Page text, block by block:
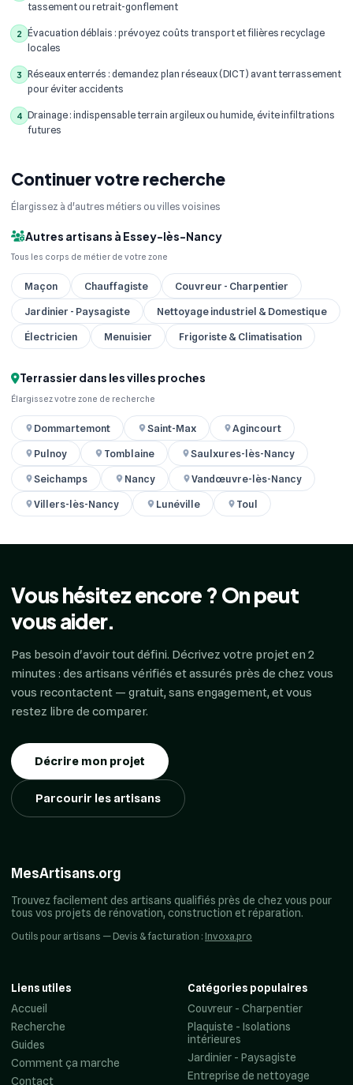
tassement ou retrait-gonflement
2
Évacuation déblais : prévoyez coûts transport et filières recyclage
locales
3
Réseaux enterrés : demandez plan réseaux (DICT) avant terrassement
pour éviter accidents
4 Drainage : indispensable terrain argileux ou humide, évite infiltrations
futures
Continuer votre recherche
Élargissez à d'autres métiers ou villes voisines
Autres artisans à Essey-lès-Nancy
Tous les corps de métier de votre zone
Maçon Chauffagiste
Couvreur - Charpentier
Jardinier - Paysagiste
Nettoyage industriel & Domestique
Électricien
Menuisier Frigoriste & Climatisation
Terrassier dans les villes proches
Élargissez votre zone de recherche
Dommartemont Saint-Max
Agincourt
Pulnoy
Tomblaine
Saulxures-lès-Nancy
Seichamps
Nancy
Vandœuvre-lès-Nancy
Villers-lès-Nancy
Lunéville Toul
Vous hésitez encore ? On peut
vous aider.
Pas besoin d'avoir tout défini. Décrivez votre projet en 2
minutes : des artisans vérifiés et assurés près de chez vous
vous recontactent — gratuit, sans engagement, et vous
restez libre de comparer.
Décrire mon projet
Parcourir les artisans
MesArtisans.org
Trouvez facilement des artisans qualifiés près de chez vous pour
tous vos projets de rénovation, construction et réparation.
Outils pour artisans — Devis & facturation : Invoxa.pro
Liens utiles
Accueil
Recherche
Guides
Comment ça marche
Contact
Catégories populaires
Couvreur - Charpentier
Plaquiste - Isolations
intérieures
Jardinier - Paysagiste
Entreprise de nettoyage